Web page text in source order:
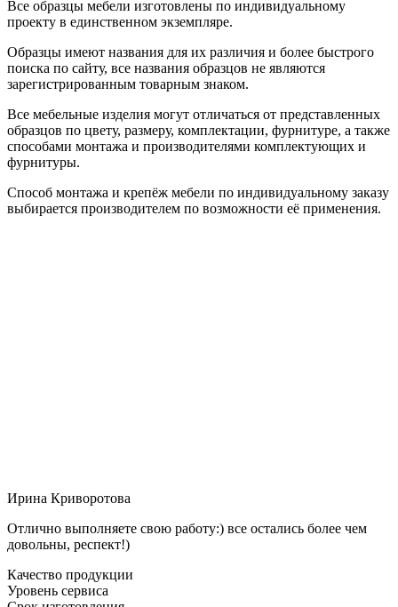
Все образцы мебели изготовлены по индивидуальному
проекту в единственном экземпляре.
Образцы имеют названия для их различия и более быстрого
поиска по сайту, все названия образцов не являются
зарегистрированным товарным знаком.
Все мебельные изделия могут отличаться от представленных
образцов по цвету, размеру, комплектации, фурнитуре, а также
способами монтажа и производителями комплектующих и
фурнитуры.
Способ монтажа и крепёж мебели по индивидуальному заказу
выбирается производителем по возможности её применения.
Ирина Криворотова
Отлично выполняете свою работу:) все остались более чем
довольны, респект!)
Качество продукции
Уровень сервиса